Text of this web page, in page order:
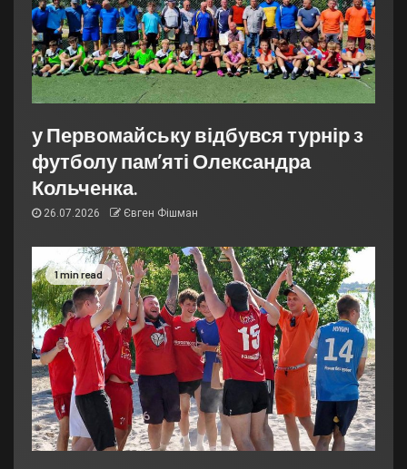
у Первомайську відбувся турнір з
футболу пам’яті Олександра
Кольченка.
26.07.2026 Євген Фішман
1 min read